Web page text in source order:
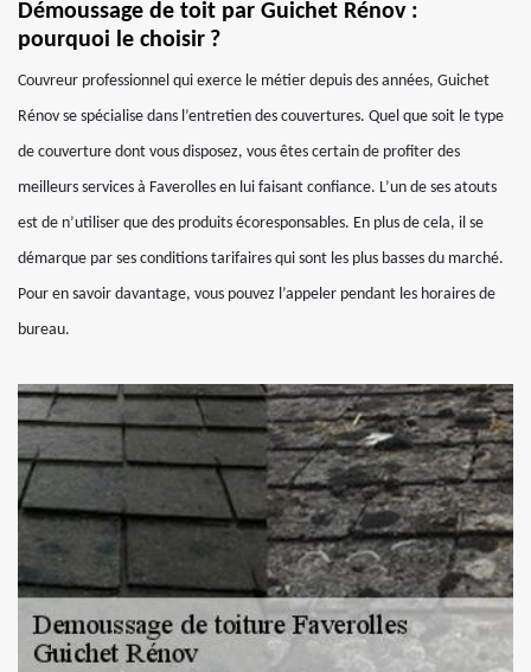
Démoussage de toit par Guichet Rénov :
pourquoi le choisir ?
Couvreur professionnel qui exerce le métier depuis des années, Guichet
Rénov se spécialise dans l’entretien des couvertures. Quel que soit le type
de couverture dont vous disposez, vous êtes certain de profiter des
meilleurs services à Faverolles en lui faisant confiance. L’un de ses atouts
est de n’utiliser que des produits écoresponsables. En plus de cela, il se
démarque par ses conditions tarifaires qui sont les plus basses du marché.
Pour en savoir davantage, vous pouvez l’appeler pendant les horaires de
bureau.